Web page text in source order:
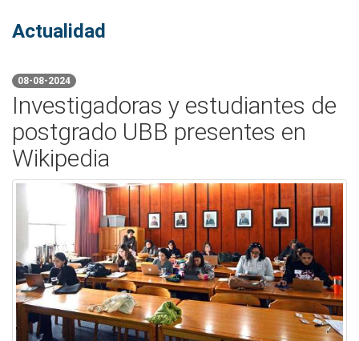
Actualidad
08-08-2024
Investigadoras y estudiantes de
postgrado UBB presentes en
Wikipedia